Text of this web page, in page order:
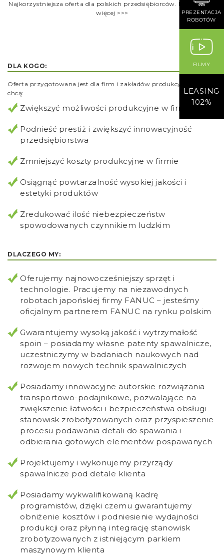
Najkorzystniejsza oferta dla polskich przedsiębiorców. Dowiedz się
więcej >>>
DLA KOGO:
Oferta przygotowana jest dla firm i zakładów produkcyjnych które
chcą:
Zwiększyć możliwości produkcyjne w firmie
Podnieść prestiż i zwiększyć innowacyjność
przedsiębiorstwa
Zmniejszyć koszty produkcyjne w firmie
Osiągnąć powtarzalność wysokiej jakości i
estetyki produktów
Zredukować ilość niebezpieczeństw
spowodowanych czynnikiem ludzkim
DLACZEGO MY:
Oferujemy najnowocześniejszy sprzęt i
technologie. Pracujemy na niezawodnych
robotach japońskiej firmy FANUC – jesteśmy
oficjalnym partnerem FANUC na rynku polskim
Gwarantujemy wysoką jakość i wytrzymałość
spoin – posiadamy własne patenty spawalnicze,
uczestniczymy w badaniach naukowych nad
rozwojem nowych technik spawalniczych
Posiadamy innowacyjne autorskie rozwiązania
transportowo-podajnikowe, pozwalające na
zwiększenie łatwości i bezpieczeństwa obsługi
stanowisk zrobotyzowanych oraz przyspieszenie
procesu podawania detali do spawania i
odbierania gotowych elementów pospawanych
Projektujemy i wykonujemy przyrządy
spawalnicze pod detale klienta
Posiadamy wykwalifikowaną kadrę
programistów, dzięki czemu gwarantujemy
obniżenie kosztów i podniesienie wydajności
produkcji oraz płynną integrację stanowisk
zrobotyzowanych z istniejącym parkiem
maszynowym klienta
PREZENTACJA
ROBOTÓW
FILMY
LEASING
102%